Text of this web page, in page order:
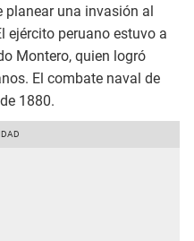
planear una invasión al
ejército peruano estuvo a
Montero, quien logró
El combate naval de
1880.